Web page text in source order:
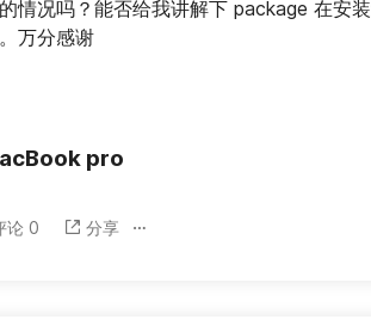
情况吗？能否给我讲解下 package 在安
万分感谢
pro
论 0 分享